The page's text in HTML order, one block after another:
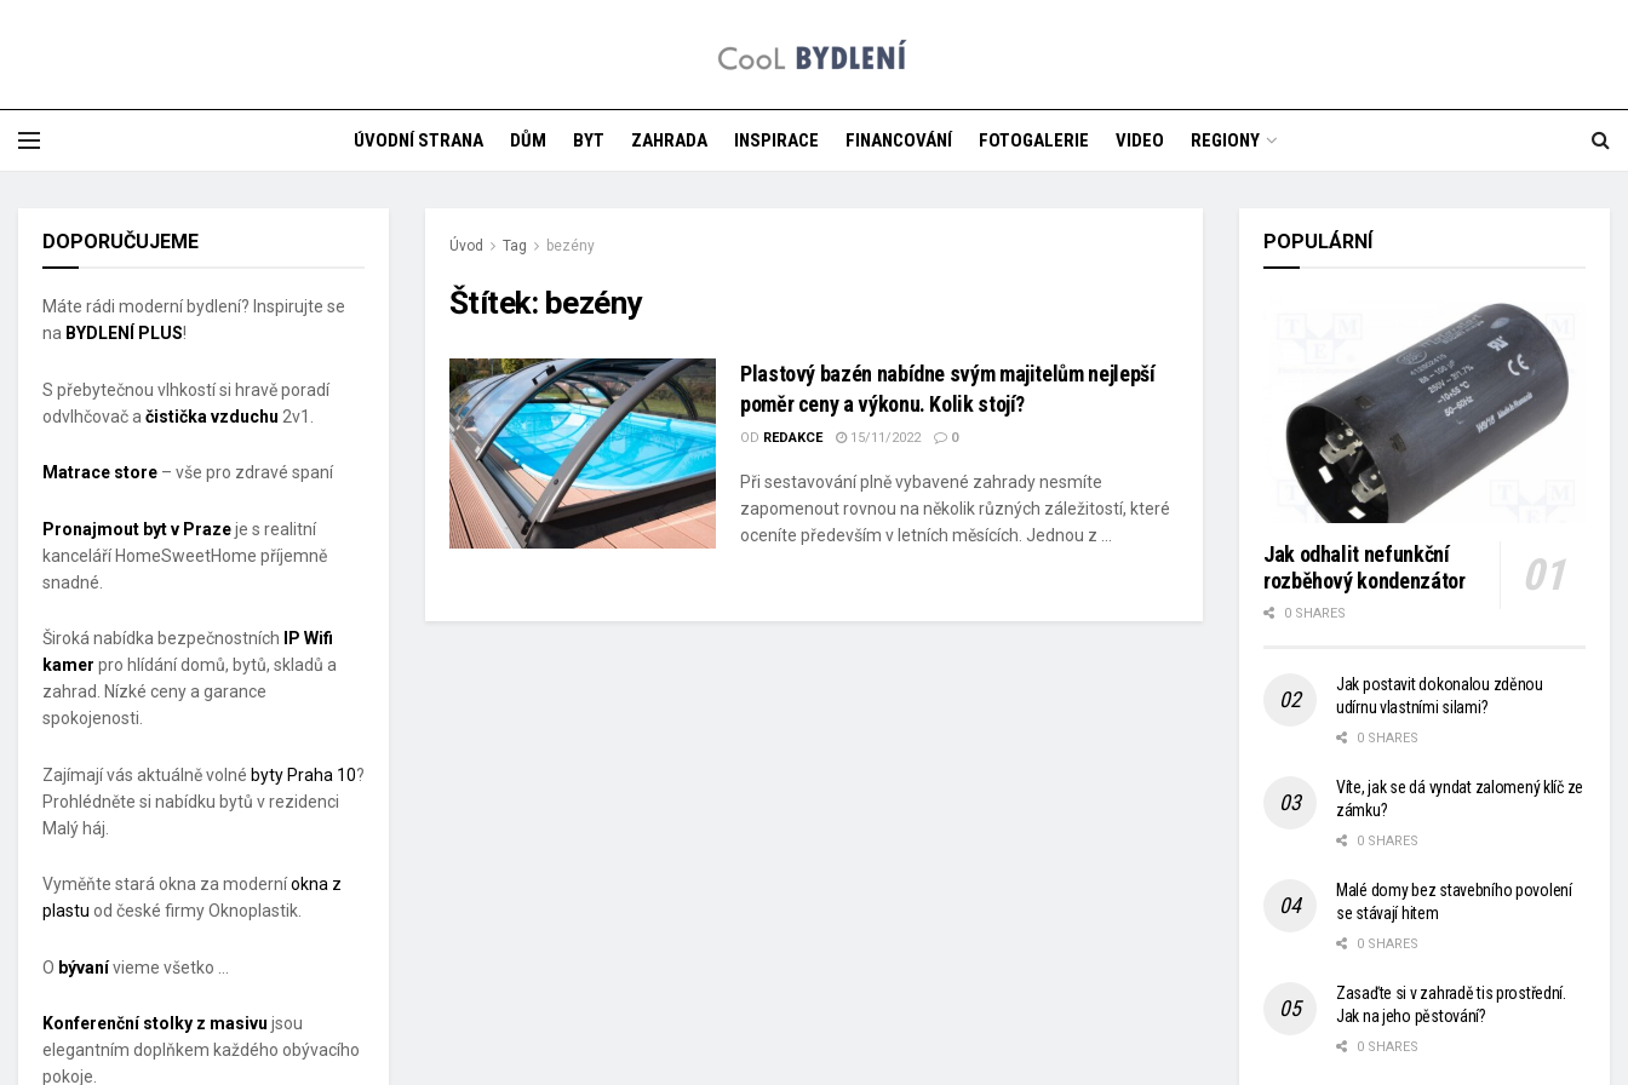
ÚVODNÍ STRANA DŮM BYT ZAHRADA INSPIRACE FINANCOVÁNÍ FOTOGALERIE VIDEO REGIONY
Úvod Tag bezény
Štítek: bezény
Plastový bazén nabídne svým majitelům nejlepší
poměr ceny a výkonu. Kolik stojí?
OD REDAKCE 15/11/2022 0
Při sestavování plně vybavené zahrady nesmíte
zapomenout rovnou na několik různých záležitostí, které
oceníte především v letních měsících. Jednou z ...
DOPORUČUJEME
Máte rádi moderní bydlení? Inspirujte se
na BYDLENÍ PLUS!
S přebytečnou vlhkostí si hravě poradí
odvlhčovač a čistička vzduchu 2v1.
Matrace store – vše pro zdravé spaní
Pronajmout byt v Prazeje s realitní
kanceláří HomeSweetHome příjemně
snadné.
Široká nabídka bezpečnostních
IP Wifi
kamer pro hlídání domů, bytů, skladů a
zahrad. Nízké ceny a garance
spokojenosti.
Zajímají vás aktuálně volné byty Praha 10?
Prohlédněte si nabídku bytů v rezidenci
Malý háj.
Vyměňte stará okna za moderníokna z
plastu od české firmy Oknoplastik.
O bývanívieme všetko …
Konferenční stolky z masivu jsou
elegantním doplňkem každého obývacího
pokoje.
POPULÁRNÍ
Jak odhalit nefunkční
rozběhový kondenzátor
0 SHARES
Jak postavit dokonalou zděnou
udírnu vlastními silami?
0 SHARES
Víte, jak se dá vyndat zalomený klíč ze
zámku?
0 SHARES
Malé domy bez stavebního povolení
se stávají hitem
0 SHARES
Zasaďte si v zahradě tis prostřední.
Jak na jeho pěstování?
0 SHARES